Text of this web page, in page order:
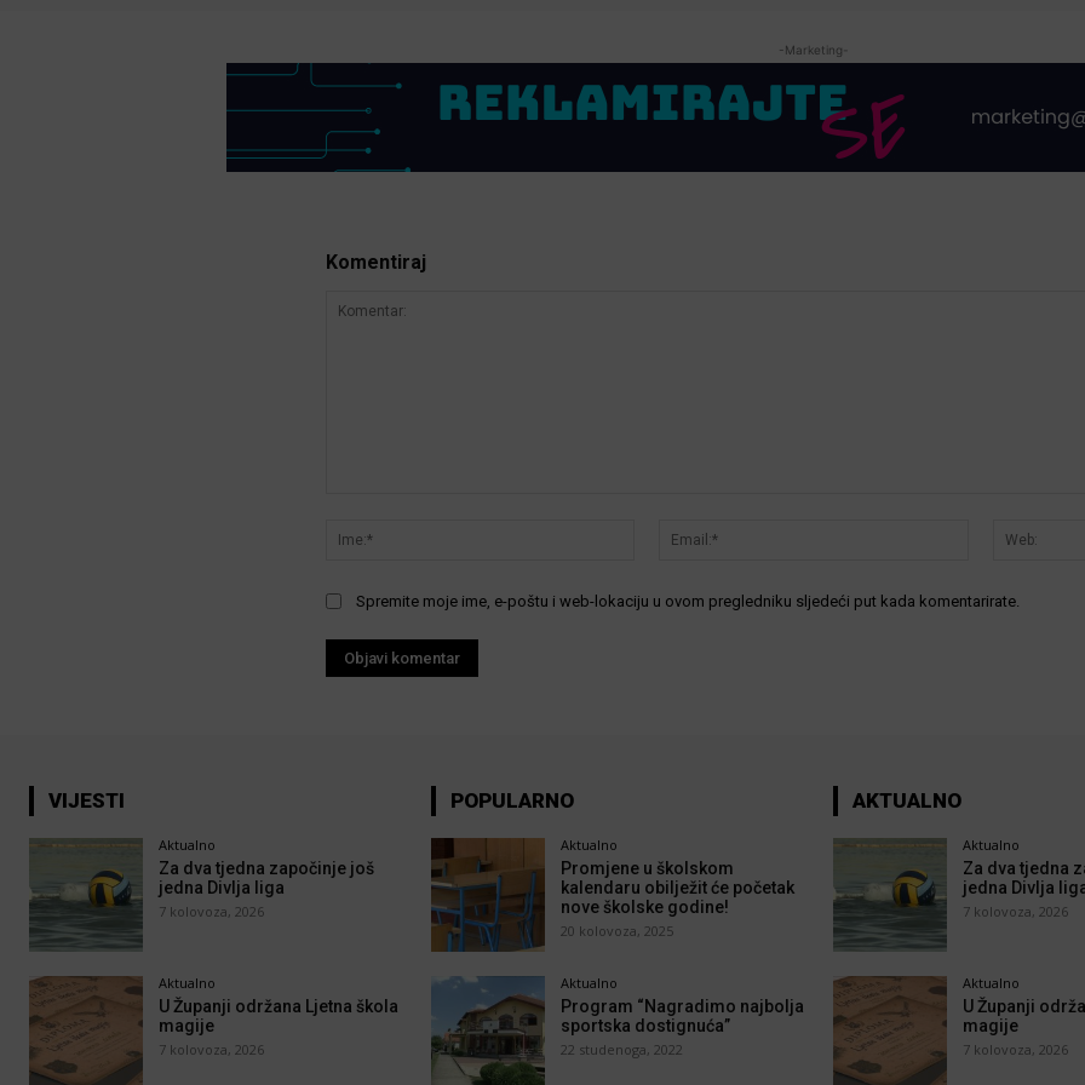
-Marketing-
Komentiraj
Ime:*
Email:*
Spremite moje ime, e-poštu i web-lokaciju u ovom pregledniku sljedeći put kada komentarirate.
VIJESTI
Aktualno
Za dva tjedna započinje još
jedna Divlja liga
7 kolovoza, 2026
Aktualno
U Županji održana Ljetna škola
magije
7 kolovoza, 2026
POPULARNO
Aktualno
Promjene u školskom
kalendaru obilježit će početak
nove školske godine!
20 kolovoza, 2025
Aktualno
Program “Nagradimo najbolja
sportska dostignuća”
22 studenoga, 2022
AKTUALNO
Aktualno
Za dva tjedna
jedna Divlja
7 kolovoza, 2026
Aktualno
U Županji
magije
7 kolovoza, 2026